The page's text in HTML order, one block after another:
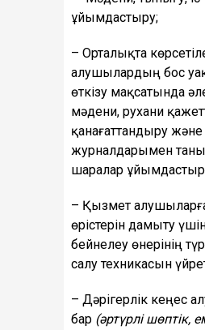
ұйымдастыру;
– Орталықта
алушылардың бос
өткізу мақсатында
мәдени, рухани
қанағаттандыру және
журналдарымен
шаралар
– Қызмет
өрістерін дамыту
бейнелеу өнерінің
салу техникасын
– Дәрігерлік кеңес
бар (әртүрлі шөптік,